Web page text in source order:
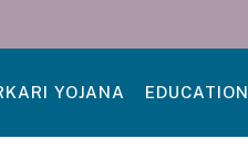
YOJANA EDUCATION